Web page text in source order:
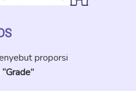
proporsi
“Grade”